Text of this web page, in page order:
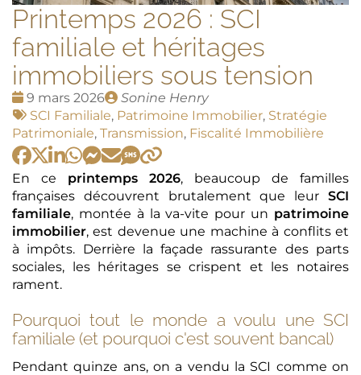
Printemps 2026 : SCI
familiale et héritages
immobiliers sous tension
Date
:
9 mars 2026
Publié
par
Sonine Henry
Tags
:
SCI Familiale, Patrimoine Immobilier, Stratégie
Patrimoniale, Transmission, Fiscalité Immobilière
En ce printemps 2026, beaucoup de familles
françaises découvrent brutalement que leur SCI
familiale, montée à la va-vite pour un patrimoine
immobilier, est devenue une machine à conflits et
à impôts. Derrière la façade rassurante des parts
sociales, les héritages se crispent et les notaires
rament.
Pourquoi tout le monde a voulu une SCI
familiale (et pourquoi c'est souvent bancal)
Pendant quinze ans, on a vendu la SCI comme on